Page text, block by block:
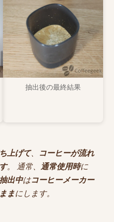
抽出後の最終結果
上げて、 コーヒーが流れ
。 通常、 通常使用時に
出中はコーヒーメーカー
まにします。